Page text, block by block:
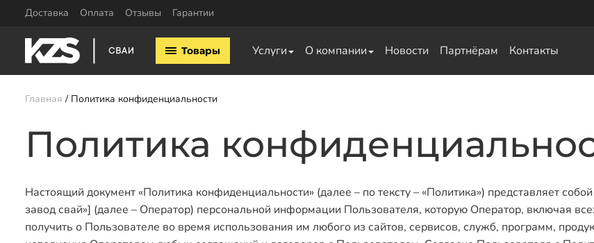
Доставка Оплата Отзывы Гарантии
Товары Услуги О компании Новости Партнёрам Контакты
Винтовые сваи 57мм
Винтовые сваи 108мм
Оголовки для винтовых свай
Главная Политика конфиденциальности
Политика
Настоящий документ «Политика конфиденциальности» (далее – по тексту – «Политика») представляет
завод свай»] (далее – Оператор) персональной информации Пользователя, которую Оператор, включая
получить о Пользователе во время использования им любого из сайтов, сервисов, служб, программ,